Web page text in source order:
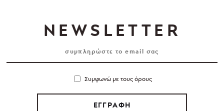
NEWSLETTER
Συμφωνώ με τους όρους
ΕΓΓΡΑΦΗ